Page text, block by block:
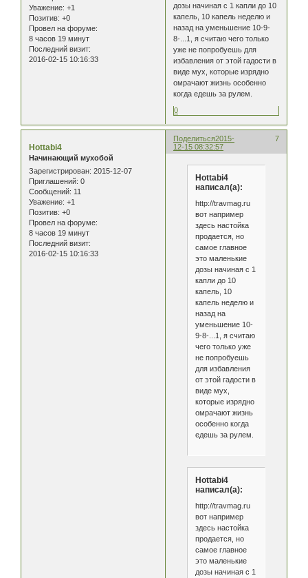
Уважение: +1
Позитив: +0
Провел на форуме:
8 часов 19 минут
Последний визит:
2016-02-15 10:16:33
дозы начиная с 1 капли до 10
капель, 10 капель неделю и
назад на уменьшение 10-9-
8-...1, я считаю чего только
уже не попробуешь для
избавления от этой гадости в
виде мух, которые изрядно
омрачают жизнь особенно
когда едешь за рулем.
0
Поделиться 7
2015-
12-15 08:32:57
Hottabi4
Начинающий мухобой
Зарегистрирован: 2015-12-07
Приглашений: 0
Сообщений: 11
Уважение: +1
Позитив: +0
Провел на форуме:
8 часов 19 минут
Последний визит:
2016-02-15 10:16:33
Hottabi4
написал(а):
http://travmag.ru
вот например
здесь настойка
продается, но
самое главное
это маленькие
дозы начиная с 1
капли до 10
капель, 10
капель неделю и
назад на
уменьшение 10-
9-8-...1, я считаю
чего только уже
не попробуешь
для избавления
от этой гадости в
виде мух,
которые изрядно
омрачают жизнь
особенно когда
едешь за рулем.
Hottabi4
написал(а):
http://travmag.ru
вот например
здесь настойка
продается, но
самое главное
это маленькие
дозы начиная с 1